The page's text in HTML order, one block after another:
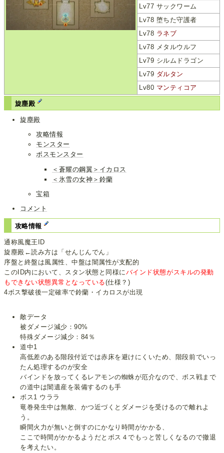
Lv77 サックワーム
Lv78 堕ちた守護者
Lv78 ラネブ
Lv78 メタルウルフ
Lv79 シルムドラゴン
Lv79 ダルタン
Lv80 マンティコア
旋塵殿
旋塵殿
攻略情報
モンスター
ボスモンスター
＜蒼耀の鋼翼＞イカロス
＜氷雪の女神＞鈴蘭
宝箱
コメント
攻略情報
通称風魔王ID
旋塵殿←読み方は「せんじんでん」
序盤と終盤は風属性、中盤は闇属性が支配的
このID内において、スタン状態と同様にバインド状態がスキルの発動
もできない状態異常となっている(仕様？)
4ボス撃破後一定確率で鈴蘭・イカロスが出現
敵データ
被ダメージ減少：90%
特殊ダメージ減少：84％
道中1
高低差のある階段付近では赤床を避けにくいため、階段前でいっ
たん処理するのが安全
バインドを放ってくるレアモンの蜘蛛が厄介なので、ボス戦まで
の道中は闇遺産を装備するのも手
ボス1 ウララ
竜巻発生中は無敵、かつ近づくとダメージを受けるので離れよ
う。
瞬間火力が無いと倒すのにかなり時間がかかる、
ここで時間がかかるようだとボス４でもっと苦しくなるので撤退
を考えたい。